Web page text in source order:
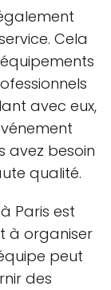
Cela
avec eux,
avez besoin
qualité.
Paris est
à organiser
peut
des